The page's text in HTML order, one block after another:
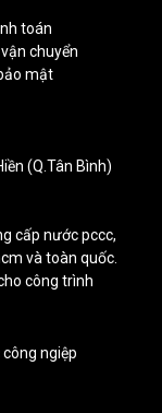
toán
chuyển
mật
(Q.Tân Bình)
cấp nước pccc,
và toàn quốc.
công trình